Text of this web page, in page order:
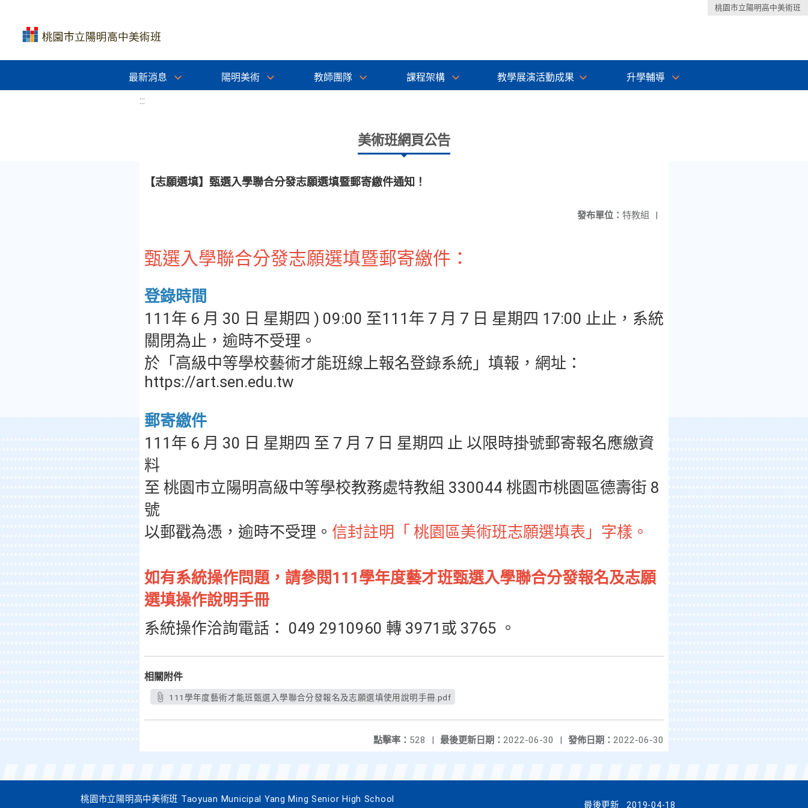
桃園市立陽明高中美術班
最新消息 陽明美術 教師團隊 課程架構 教學展演活動成果 升學輔導
:::
美術班網頁公告
【志願選填】甄選入學聯合分發志願選填暨郵寄繳件通知！
發布單位： 特教組 |
甄選入學聯合分發志願選填暨郵寄繳件：
登錄時間
111年 6 月 30 日 星期四 ) 09:00 至111年 7 月 7 日 星期四 17:00 止止，系統
關閉為止，逾時不受理。
於「高級中等學校藝術才能班線上報名登錄系統」填報，網址：
https://art.sen.edu.tw
郵寄繳件
111年 6 月 30 日 星期四 至 7 月 7 日 星期四 止 以限時掛號郵寄報名應繳資
料
至 桃園市立陽明高級中等學校教務處特教組 330044 桃園市桃園區德壽街 8
號
以郵戳為憑，逾時不受理。 信封註明「 桃園區美術班志願選填表」字樣。
如有系統操作問題，請參閱111學年度藝才班甄選入學聯合分發報名及志願
選填操作說明手冊
系統操作洽詢電話： 049 2910960 轉 3971或 3765 。
相關附件
111學年度藝術才能班甄選入學聯合分發報名及志願選填使用說明手冊.pdf
發佈日期： 2022-06-30
最後更新日期： 2022-06-30
點擊率： 528
桃園市立陽明高中美術班 Taoyuan Municipal Yang Ming Senior High School
最後更新 2019-04-18